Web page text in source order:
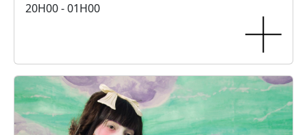
20H00 - 01H00